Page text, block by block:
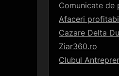
Comunicate de
Afaceri
Cazare Delta
Ziar360.ro
Clubul